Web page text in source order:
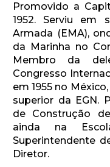
Promovido a
1952. Serviu em
Armada (EMA),
da Marinha no
Membro da
Congresso
em 1955 no
superior da EGN.
de Construção
ainda na
Superintendente
Diretor.